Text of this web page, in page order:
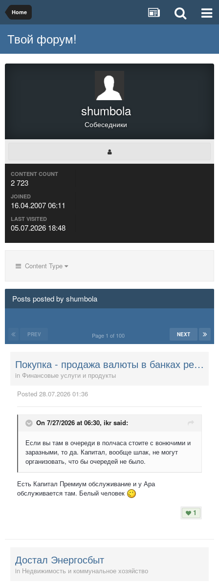
Home
Твой форум!
shumbola
Собеседники
CONTENT COUNT
2 723
JOINED
16.04.2007 06:11
LAST VISITED
05.07.2026 18:48
Content Type
Posts posted by shumbola
PREV NEXT
Page 1 of 100
Покупка - продажа валюты в банках республики
in Финансовые услуги и продукты
Posted 28.07.2026 01:36
On 7/27/2026 at 06:30, ikr said:
Если вы там в очереди в полчаса стоите с вонючими и
заразными, то да. Капитал, вообще шлак, не могут
организовать, что бы очередей не было.
Есть Капитал Премиум обслуживание и у Ара
обслуживается там. Белый человек
1
Достал Энергосбыт
in Недвижимость и коммунальное хозяйство